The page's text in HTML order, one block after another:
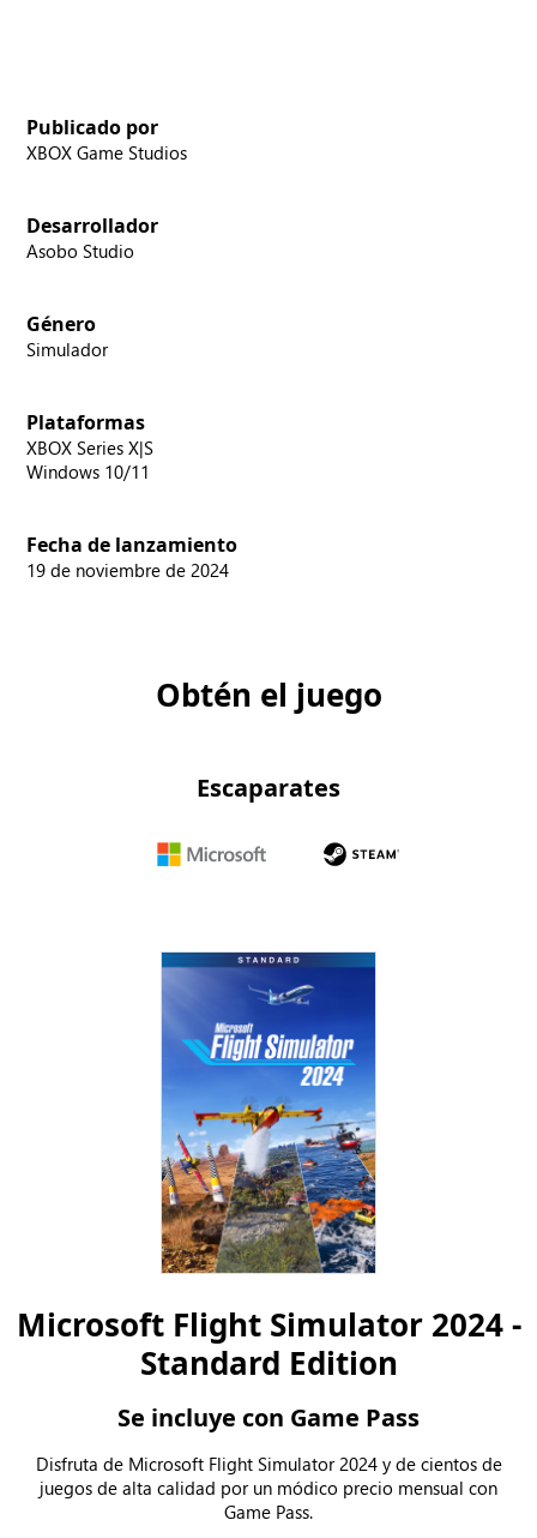
Publicado por
XBOX Game Studios
Desarrollador
Asobo Studio
Género
Simulador
Plataformas
XBOX Series X|S
Windows 10/11
Fecha de lanzamiento
19 de noviembre de 2024
Obtén el juego
Escaparates
Microsoft Flight Simulator 2024 -
Standard Edition
Se incluye con Game Pass
Disfruta de Microsoft Flight Simulator 2024 y de cientos de
juegos de alta calidad por un módico precio mensual con
Game Pass.